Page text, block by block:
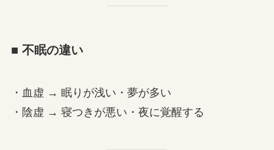
■ 不眠の違い
・血虚 → 眠りが浅い・夢が多い
・陰虚 → 寝つきが悪い・夜に覚醒する